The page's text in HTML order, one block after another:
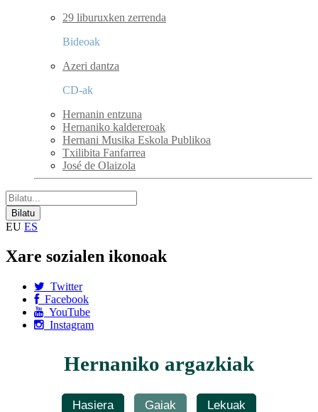
29 liburuxken zerrenda
Bideoak
Azeri dantza
CD-ak
Hernanin entzuna
Hernaniko kaldereroak
Hernani Musika Eskola Publikoa
Txilibita Fanfarrea
José de Olaizola
EU ES
Xare sozialen ikonoak
Twitter
Facebook
YouTube
Instagram
Hernaniko argazkiak
Hasiera Gaiak Lekuak